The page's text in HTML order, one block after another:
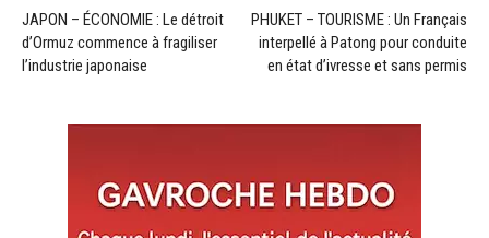
JAPON – ÉCONOMIE : Le détroit
d’Ormuz commence à fragiliser
l’industrie japonaise
PHUKET – TOURISME : Un Français
interpellé à Patong pour conduite
en état d’ivresse et sans permis